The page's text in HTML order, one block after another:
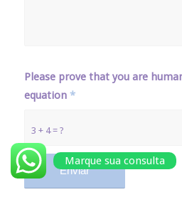
3 + 4 = ?
Please prove that you are
equation *
Marque sua consulta